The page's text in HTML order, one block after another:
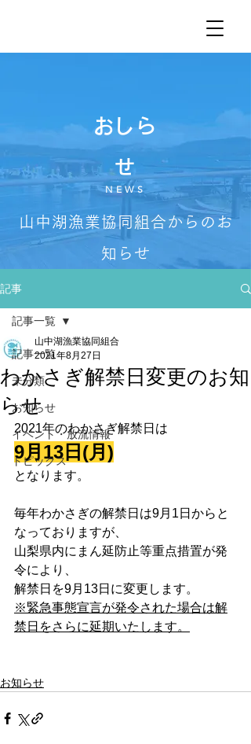
NEWS
​おしら
せ
山中湖漁業協同組合からのお
知らせ
記事
記事一覧
未分類
お知らせ
イベント・放流情報
トピックス
記事一覧
わかさぎ解禁日変更のお知
らせ
山中湖漁業協同組合
2021年8月27日
2021年のわかさぎ解禁日は
9月13日(月)
となります。
毎年わかさぎの解禁日は9月1日からと
なっておりますが、
山梨県内にまん延防止等重点措置が発
令により、
解禁日を9月13日に変更します。
※緊急事態宣言が発令された場合は解
禁日をさらに延期いたします。
お知らせ